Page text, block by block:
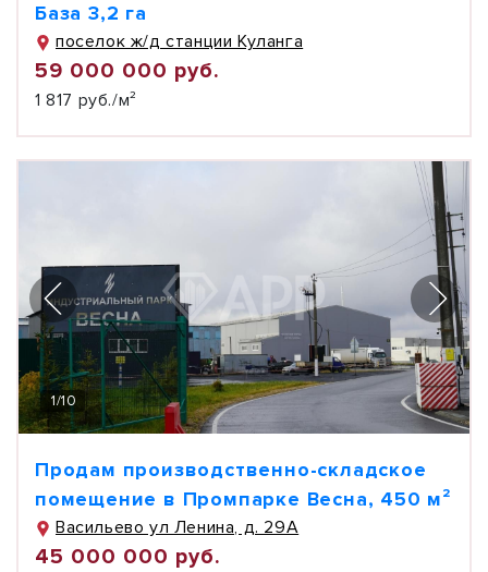
База 3,2 га
поселок ж/д станции Куланга
59 000 000 руб.
1 817 руб./м²
1/10
Продам производственно-складское
помещение в Промпарке Весна, 450 м²
Васильево ул Ленина, д. 29А
45 000 000 руб.